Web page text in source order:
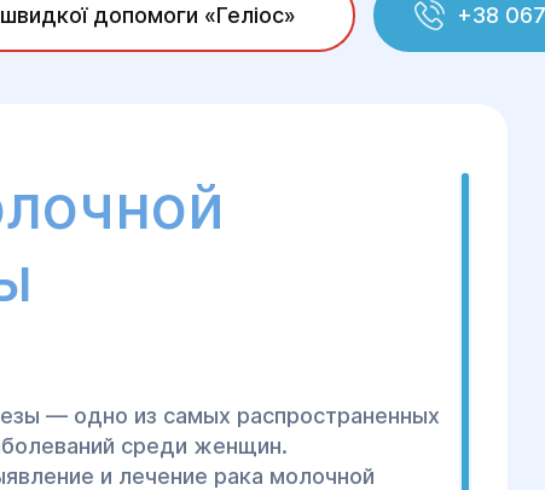
допомоги «Геліос»
+38
Рак молочной железы
— одно из самых распространенных
среди женщин.
и лечение рака молочной